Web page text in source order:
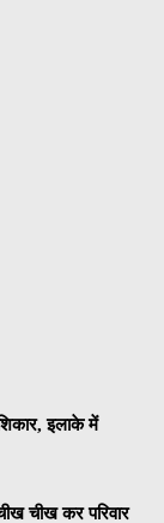
इलाके में
चीख कर परिवार